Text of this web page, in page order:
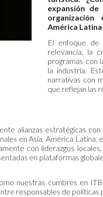
expansión
organización
América
El enfoque de
relevancia, la
programas con
la industria.
narrativas con
que reflejan las
alianzas estratégicas
en Asia, América Latina,
con liderazgos
en plataformas
nuestras cumbres en
responsables de